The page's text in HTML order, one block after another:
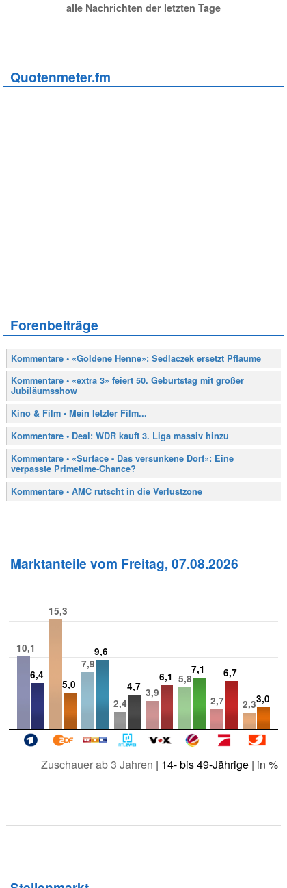
alle Nachrichten der letzten Tage
Quotenmeter.fm
Forenbeiträge
Kommentare • «Goldene Henne»: Sedlaczek ersetzt Pflaume
Kommentare • «extra 3» feiert 50. Geburtstag mit großer
Jubiläumsshow
Kino & Film • Mein letzter Film...
Kommentare • Deal: WDR kauft 3. Liga massiv hinzu
Kommentare • «Surface - Das versunkene Dorf»: Eine
verpasste Primetime-Chance?
Kommentare • AMC rutscht in die Verlustzone
Marktanteile vom Freitag, 07.08.2026
10,1
15,3
7,9
2,4
3,9
5,8
2,7
2,3
6,4
5,0
9,6
4,7
6,1
7,1 6,7
3,0
Zuschauer ab 3 Jahren | 14- bis 49-Jährige| in %